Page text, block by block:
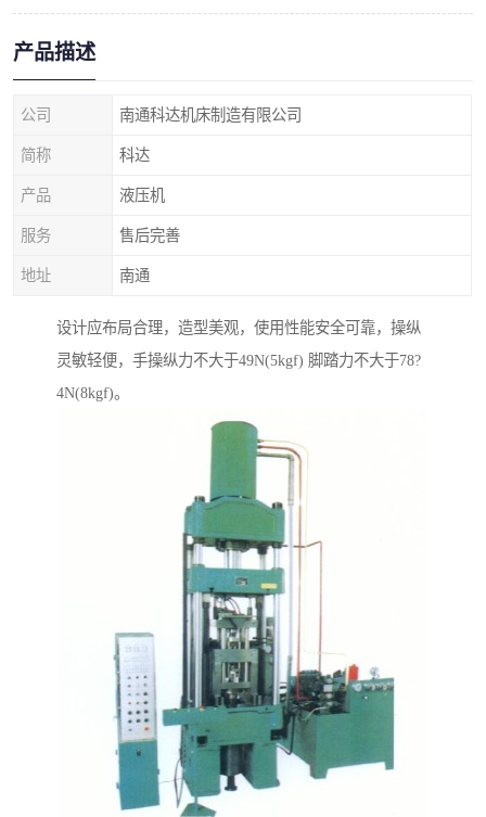
产品描述
公司 南通科达机床制造有限公司
简称 科达
产品 液压机
服务 售后完善
地址 南通
设计应布局合理，造型美观，使用性能安全可靠，操纵
灵敏轻便，手操纵力不大于49N(5kgf) 脚踏力不大于78?
4N(8kgf)。